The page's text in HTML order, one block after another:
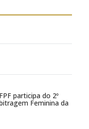
participa do 2º
Feminina da